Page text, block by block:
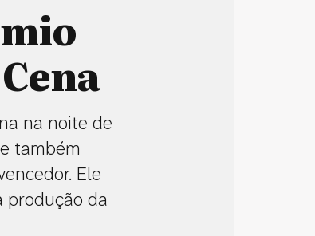
na noite de
também
Ele
produção da